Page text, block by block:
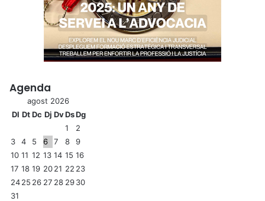
Agenda
agost 2026
Dl DtDc Dj DvDsDg
1
2
3
4 5 6 7 8
9
10 11 12 13 14 15 16
17 18 19 2021 22 23
2425 26 27 28 2930
31